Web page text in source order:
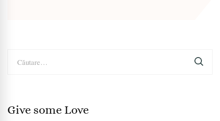
după:
Give some Love